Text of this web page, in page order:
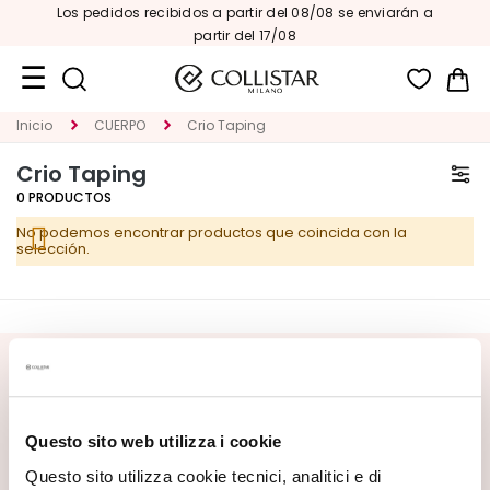
Questo sito web utilizza i cookie
Questo sito utilizza cookie tecnici, analitici e di
Los pedidos recibidos a partir del 08/08 se enviarán a
partir del 17/08
Mi
Formatos
viaje
Novedades
ROSTRO
T
E
O
R
Inicio CUERPO Crio Taping
Crio Taping
0 PRODUCTOS
No podemos encontrar productos que coincida con la
selección.
SUSCRÍBETE AL BOLETÍN
te esperan. Recibe también tu oferta de bienvenida: